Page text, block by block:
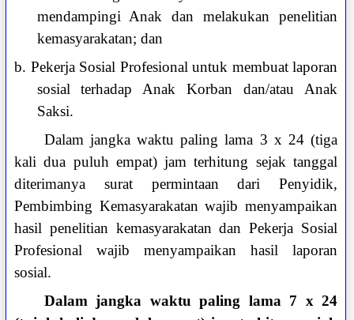
mendampingi Anak dan melakukan penelitian
kemasyarakatan; dan
b. Pekerja Sosial Profesional untuk membuat laporan
sosial terhadap Anak Korban dan/atau Anak
Saksi.
Dalam jangka waktu paling lama 3 x 24 (tiga
kali dua puluh empat) jam terhitung sejak tanggal
diterimanya surat permintaan dari Penyidik,
Pembimbing Kemasyarakatan wajib menyampaikan
hasil penelitian kemasyarakatan dan Pekerja Sosial
Profesional wajib menyampaikan hasil laporan
sosial.
Dalam jangka waktu paling lama 7 x 24